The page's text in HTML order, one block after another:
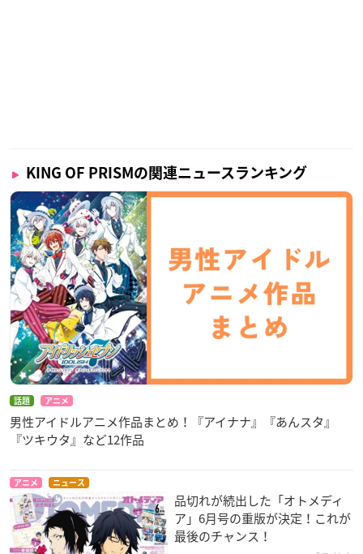
KING OF PRISMの関連ニュースランキング
話題 アニメ
男性アイドルアニメ作品まとめ！『アイナナ』『あんスタ』
『ツキウタ』など12作品
アニメ ニュース
品切れが続出した「オトメディ
ア」6月号の重版が決定！これが
最後のチャンス！